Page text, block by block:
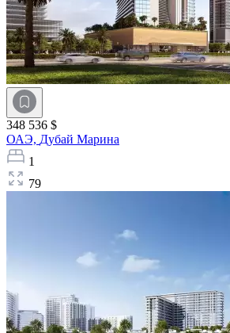
348 536 $
ОАЭ, Дубай Марина
1
79